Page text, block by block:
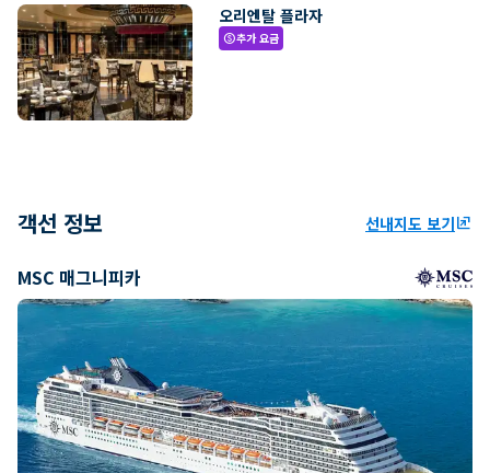
오리엔탈 플라자
paid추가 요금
객선 정보 선내지도 보기ungroup
MSC 매그니피카